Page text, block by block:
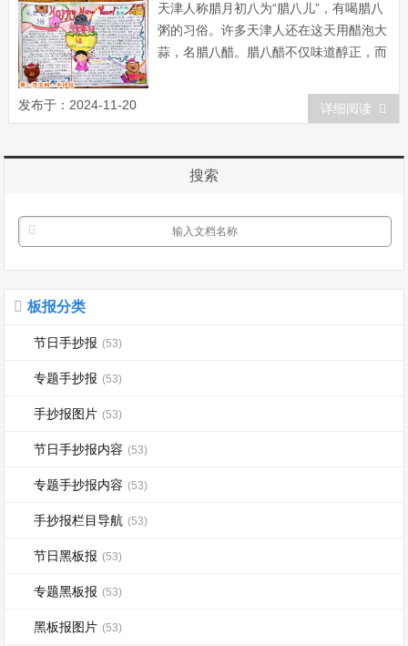
天津人称腊月初八为“腊八儿”，有喝腊八
粥的习俗。许多天津人还在这天用醋泡大
蒜，名腊八醋。腊八醋不仅味道醇正，而
的日子，家家要买糖瓜儿，等到夜里12点
祭灶王爷。待香燃尽后，请下灶王像，点
&ldq...
发布于：2024-11-20 详细阅读
搜索
板报分类
节日手抄报 (53)
专题手抄报 (53)
手抄报图片 (53)
节日手抄报内容 (53)
专题手抄报内容 (53)
手抄报栏目导航 (53)
节日黑板报 (53)
专题黑板报 (53)
黑板报图片 (53)